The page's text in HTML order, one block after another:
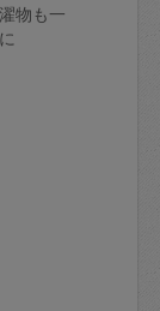
物も一